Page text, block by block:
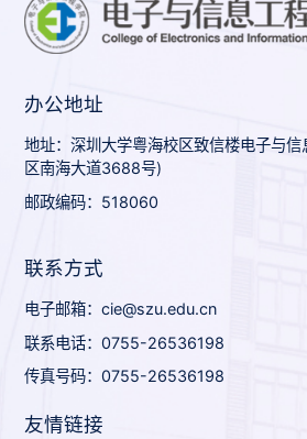
办公地址
地址：深圳大学粤海校区致信楼电子与
区南海大道3688号)
邮政编码：518060
联系方式
电子邮箱：cie@szu.edu.cn
联系电话：0755-26536198
传真号码：0755-26536198
友情链接